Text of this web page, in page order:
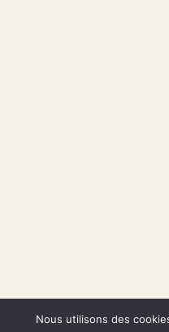
Nous utilisons des